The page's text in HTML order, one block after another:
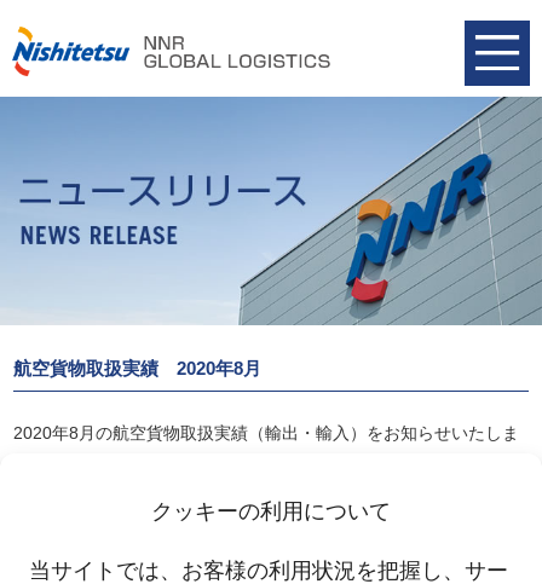
クッキーの利用について
当サイトでは、お客様の利用状況を把握し、サー
航空貨物取扱実績 2020年8月
2020年8月の航空貨物取扱実績（輸出・輸入）をお知らせいたしま